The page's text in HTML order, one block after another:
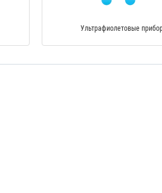
Ультрафиолетовые